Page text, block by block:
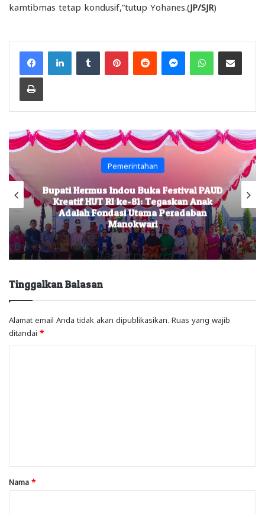
kamtibmas tetap kondusif,”tutup Yohanes.(JP/SJR)
FacebookLinkedInTumblr PinterestReddit MessengerWhatsAppShare via Email
Print
Pemerintahan
Bupati Hermus Indou Buka Festival PAUD
Kreatif HUT RI ke-81: Tegaskan Anak
Adalah Fondasi Utama Peradaban
Manokwari
Tinggalkan Balasan
Alamat email Anda tidak akan dipublikasikan. Ruas yang wajib
ditandai *
rNama *